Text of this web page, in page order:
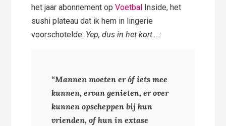
het jaar abonnement opVoetbal
Inside, het
sushi plateau dat ik hem in lingerie
voorschotelde. Yep, dus in het kort….:
“Mannen moeten er óf iets mee
kunnen, ervan genieten, er over
kunnen opscheppen bij hun
vrienden, of hun in extase